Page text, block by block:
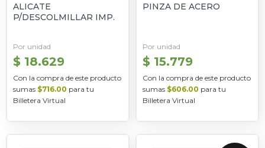
ALICATE
P/DESCOLMILLAR IMP.
Por unidad
$ 18.629
Con la compra de este producto
sumas $716.00 para tu
Billetera Virtual
PINZA DE ACERO
Por unidad
$ 15.779
Con la compra de este producto
sumas $606.00 para tu
Billetera Virtual